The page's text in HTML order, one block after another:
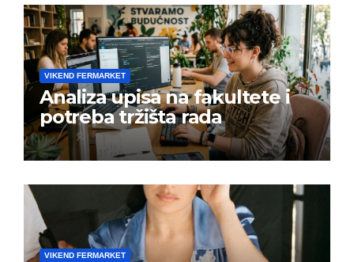
VIKEND FERMARKET
Analiza upisa na fakultete i
potreba tržišta rada
VIKEND FERMARKET